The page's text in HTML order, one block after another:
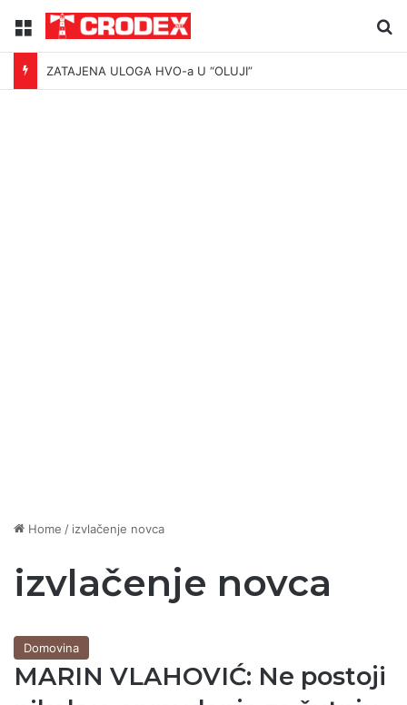
Menu
ZATAJENA ULOGA HVO-a U “OLUJI”
Home / izvlačenje novca
izvlačenje novca
Domovina
MARIN VLAHOVIĆ: Ne postoji